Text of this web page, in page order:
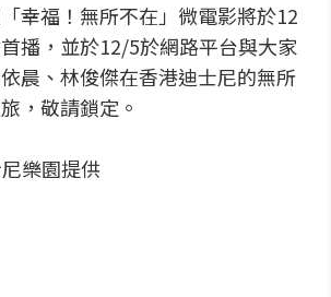
幸福！無所不在」微電影將於12
播，並於12/5於網路平台與大家
晨、林俊傑在香港迪士尼的無所
，敬請鎖定。
樂園提供